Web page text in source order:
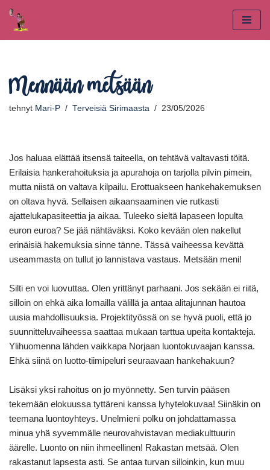
Siirry
Mennään metsään
tehnyt Mari-P Terveisiä Sirimaasta 23/05/2026
Jos haluaa elättää itsensä taiteella, on tehtävä valtavasti töitä.
Erilaisia hankerahoituksia ja apurahoja on tarjolla pilvin pimein,
mutta niistä on valtava kilpailu. Erottuakseen hankehakemuksen
on oltava hyvä. Sellaisen aikaansaaminen vie rutkasti
ajattelukapasiteettia ja aikaa. Tuleeko sieltä lapaseen lopulta
euron euroa? Se jää nähtäväksi. Koko kevään olen nakellut
erinäisiä hakemuksia sinne tänne. Tässä vaiheessa kevättä
useammasta on tullut jo lannistava vastaus. Metsään meni!
Silti en voi luovuttaa. Olen yrittänyt parhaani. Jos sekään ei riitä,
silloin on ehkä aika lomailla välillä ja antaa alitajunnan hautoa
uusia mahdollisuuksia. Projektityössä on se hyvä puoli, että jo
suunnitteluvaiheessa saattaa mukaan tarttua upeita kontakteja.
Ylihuomenna lähden vaikkapa Norjaan luontokuvaajan kanssa.
Ehkä siinä on luotto-tiimipeluri seuraavaan hankehakuun?
Lisäksi yksi rahoitus on jo myönnetty. Sen turvin pääsen
tekemään elokuussa tyttäreni kanssa lyhytelokuvaa! Siinäkin on
teemana luontoyhteys. Unelmieni polku on johdattamassa
minua yhä syvemmälle neurovahvistavan mediakulttuurin
äärelle. Luonto on niin ihmeellinen! Rakastan metsää. Olen
rakastanut lapsesta asti. Se antaa turvan silloinkin, kun muu